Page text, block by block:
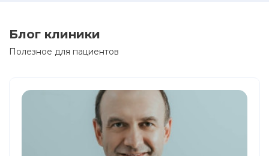
Блог клиники
Полезное для пациентов